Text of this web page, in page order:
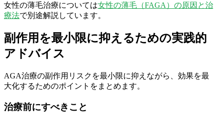
女性の薄毛治療については女性の薄毛（FAGA）の原因と治
療法で別途解説しています。
副作用を最小限に抑えるための実践的
アドバイス
AGA治療の副作用リスクを最小限に抑えながら、効果を最
大化するためのポイントをまとめます。
治療前にすべきこと